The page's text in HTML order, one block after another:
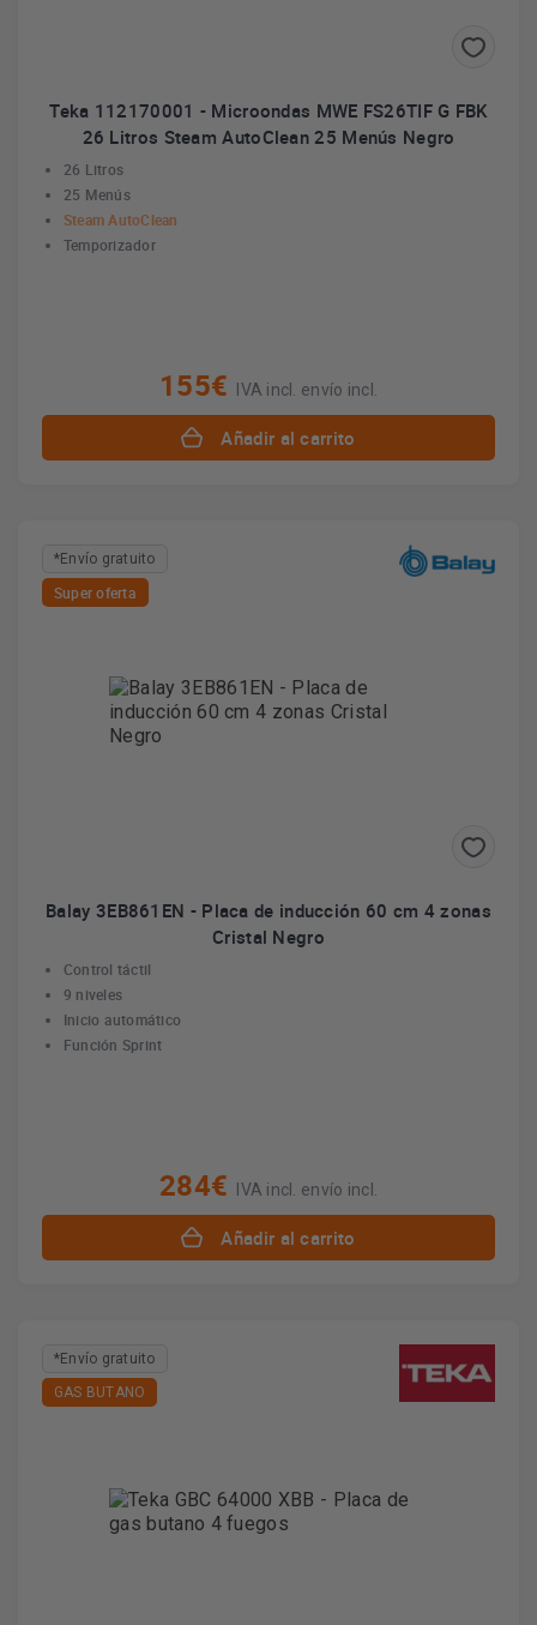
Teka 112170001 - Microondas MWE FS26TIF G FBK
26 Litros Steam AutoClean 25 Menús Negro
26 Litros
25 Menús
Steam AutoClean
Temporizador
155€ IVA incl. envío incl.
Añadir al carrito
*Envío gratuito
Super oferta
Balay 3EB861EN - Placa de inducción 60 cm 4 zonas
Cristal Negro
Control táctil
9 niveles
Inicio automático
Función Sprint
284€ IVA incl. envío incl.
Añadir al carrito
*Envío gratuito
GAS BUTANO